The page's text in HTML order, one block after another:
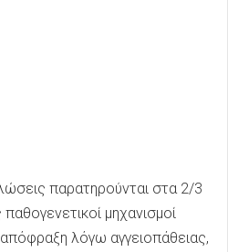
παρατηρούνται στα 2/3
μηχανισμοί
απόφραξη λόγω αγγειοπάθειας,